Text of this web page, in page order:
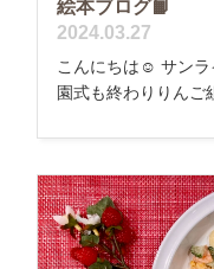
絵本ブログ📙
2024.03.27
こんにちは☺️ サン
園式も終わりりんご